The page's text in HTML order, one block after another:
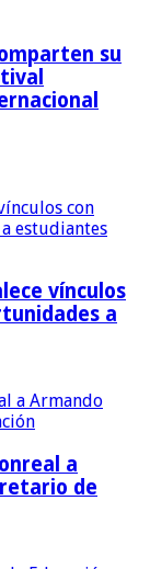
su
vínculos
a
a
de